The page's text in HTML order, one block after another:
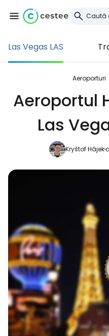
Las Vegas LAS
Aeroporturi
Aeroportul
Las
Kryštof Hájek
Cestee
... comunitatea